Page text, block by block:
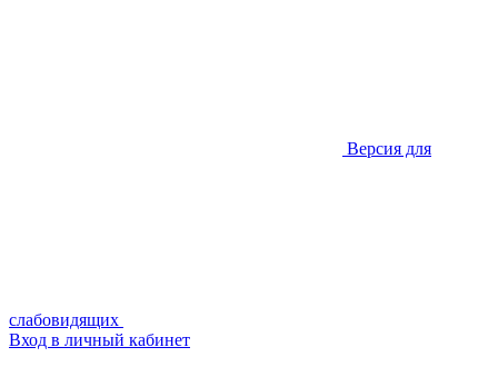
Версия для
слабовидящих
Вход в личный кабинет